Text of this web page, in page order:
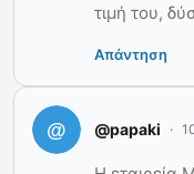
τιμή του,
Απάντηση
@papaki